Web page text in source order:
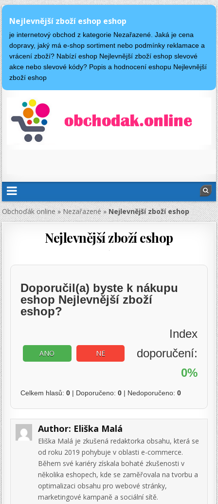
Nejlevnější zboží eshop eshop
je internetový obchod z kategorie Nezařazené. Jaká je cena
dopravy, jaký má e-shop sortiment nebo podmínky reklamace a
vrácení zboží? Nabízí eshop Nejlevnější zboží eshop slevové
akce nebo slevové kódy? Popis a hodnocení eshopu Nejlevnější
zboží eshop
Obchoďák online»Nezařazené»Nejlevnější zboží eshop
Nejlevnější zboží eshop
Doporučil(a) byste k nákupu
eshop Nejlevnější zboží
eshop?
ANO NE
Index
doporučení:
0%
Celkem hlasů:0 | Doporučeno:0 | Nedoporučeno:0
Author: Eliška Malá
Eliška Malá je zkušená redaktorka obsahu, která se
od roku 2019 pohybuje v oblasti e-commerce.
Během své kariéry získala bohaté zkušenosti v
několika eshopech, kde se zaměřovala na tvorbu a
optimalizaci obsahu pro webové stránky,
marketingové kampaně a sociální sítě.